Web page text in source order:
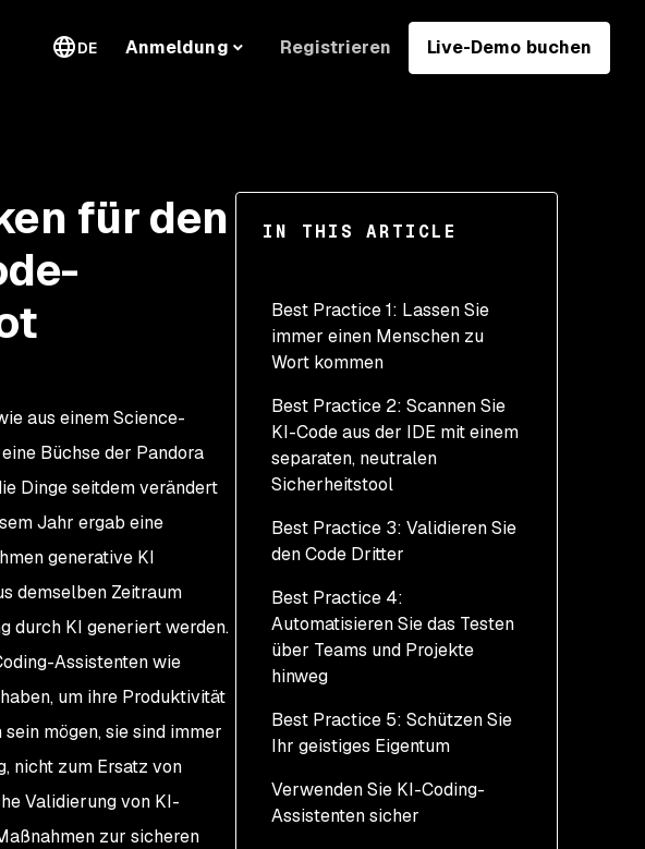
DE Anmeldung Registrieren Live-Demo buchen
IN THIS ARTICLE
Best Practice 1: Lassen Sie
immer einen Menschen zu
Wort kommen
Best Practice 2: Scannen Sie
KI-Code aus der IDE mit einem
separaten, neutralen
Sicherheitstool
Best Practice 3: Validieren Sie
den Code Dritter
Best Practice 4:
Automatisieren Sie das Testen
über Teams und Projekte
hinweg
Best Practice 5: Schützen Sie
Ihr geistiges Eigentum
Verwenden Sie KI-Coding-
Assistenten sicher
für den
aus einem Science-
Büchse der Pandora
Dinge seitdem verändert
Jahr ergab eine
generative KI
demselben Zeitraum
durch KI generiert werden.
Assistenten wie
um ihre Produktivität
mögen, sie sind immer
nicht zum Ersatz von
Validierung von KI-
zur sicheren